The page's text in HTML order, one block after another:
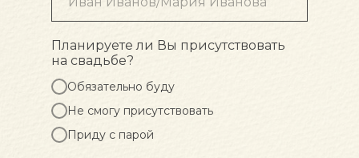
Планируете ли Вы присутствовать
на свадьбе?
Обязательно буду
Не смогу присутствовать
Приду с парой